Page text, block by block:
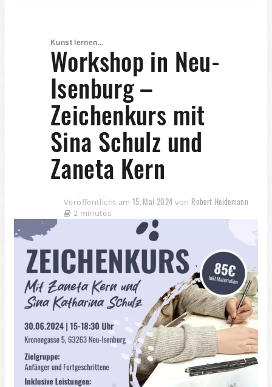
Kunst lernen...
Workshop in Neu-
Isenburg –
Zeichenkurs mit
Sina Schulz und
Zaneta Kern
Veröffentlicht am 15. Mai 2024 von Robert Heidemann
2 minutes